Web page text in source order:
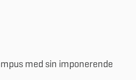
med sin imponerende